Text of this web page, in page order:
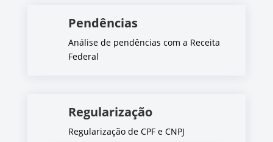
Pendências
Análise de pendências com a Receita
Federal
Regularização
Regularização de CPF e CNPJ